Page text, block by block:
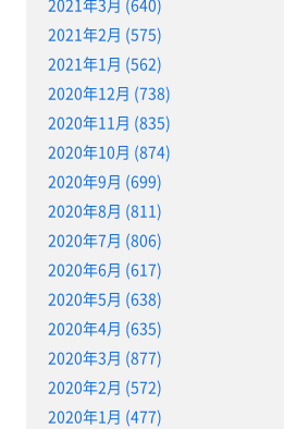
2021年3月 (640)
2021年2月 (575)
2021年1月 (562)
2020年12月 (738)
2020年11月 (835)
2020年10月 (874)
2020年9月 (699)
2020年8月 (811)
2020年7月 (806)
2020年6月 (617)
2020年5月 (638)
2020年4月 (635)
2020年3月 (877)
2020年2月 (572)
2020年1月 (477)